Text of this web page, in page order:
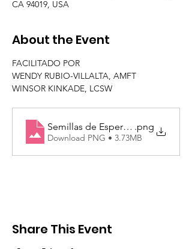
CA 94019, USA
About the Event
FACILITADO POR
WENDY RUBIO-VILLALTA, AMFT
WINSOR KINKADE, LCSW
Semillas de Esperanza Flyer 2024
.png
Download PNG • 3.73MB
Share This Event